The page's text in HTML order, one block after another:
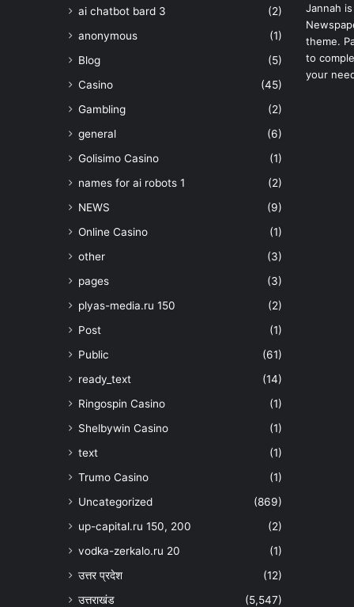
ai chatbot bard 3
(2)
anonymous
(1)
Blog
(5)
Casino
(45)
Gambling
(2)
general
(6)
Golisimo Casino
(1)
names for ai robots 1
(2)
NEWS
(9)
Online Casino
(1)
other
(3)
pages
(3)
plyas-media.ru 150
(2)
Post
(1)
Public
(61)
ready_text
(14)
Ringospin Casino
(1)
Shelbywin Casino
(1)
text
(1)
Trumo Casino
(1)
Uncategorized
(869)
up-capital.ru 150, 200
(2)
vodka-zerkalo.ru 20
(1)
उत्तर प्रदेश
(12)
उत्तराखंड
(5,547)
Jannah
theme.
to
your